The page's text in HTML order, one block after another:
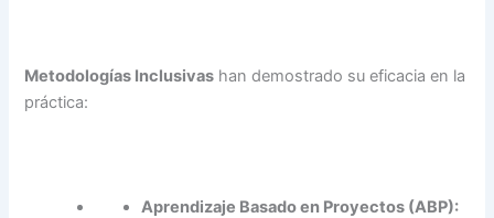
Metodologías Inclusivas han demostrado su eficacia en la
práctica:
Aprendizaje Basado en Proyectos (ABP):